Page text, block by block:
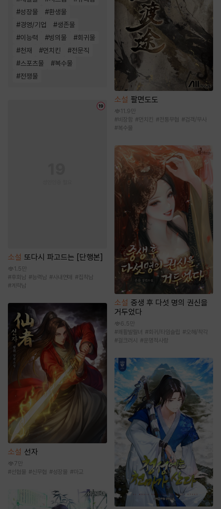
#성장물 #환생물
#경영/기업 #생존물
#이능력 #빙의물 #회귀물
#천재 #먼치킨 #전문직
#스포츠물 #복수물
#전쟁물
소설 또다시 파고드는 [단행본]
1.5만
#후회남 #능력남 #사내연애 #집착남
# 계략남
소설 선자
7만
#선협물 #신무협 #성장물 #마교
소설 팔면도도
11.9만
#비장함 #먼치킨 #전통무협 #검객/무사
#복수물
소설 중생 후 다섯 명의 권신을
거두었다
6.5만
#쾌활발랄녀 #회귀/타임슬립 #오해/착각
#걸크러시 #운명적사랑